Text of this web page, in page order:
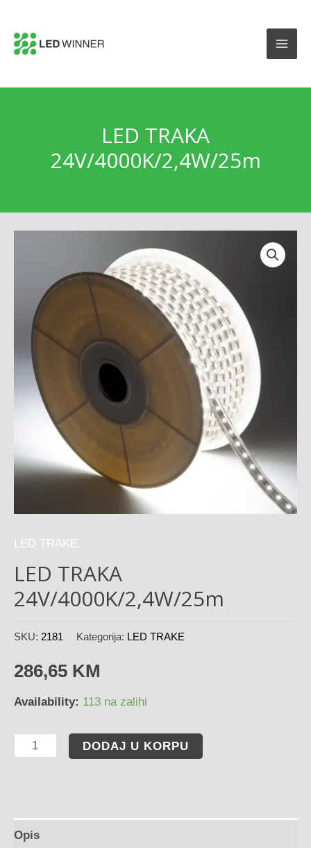
LED TRAKA
24V/4000K/2,4W/25m
LED TRAKE
LED TRAKA
24V/4000K/2,4W/25m
SKU: 2181 Kategorija: LED TRAKE
286,65 KM
Availability: 113 na zalihi
DODAJ U KORPU
Opis